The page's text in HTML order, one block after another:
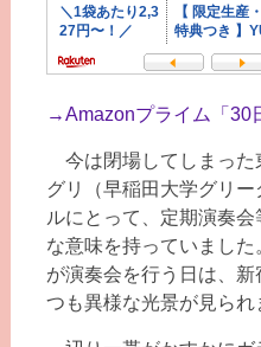
→Amazonプライム「30
今は閉場してしまった
グリ（早稲田大学グリ
ルにとって、定期演奏
な意味を持っていまし
が演奏会を行う日は、
つも異様な光景が見られ